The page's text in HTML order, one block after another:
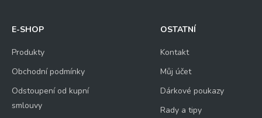
E-SHOP
Produkty
Obchodní podmínky
Odstoupení od kupní
smlouvy
OSTATNÍ
Kontakt
Můj účet
Dárkové poukazy
Rady a tipy